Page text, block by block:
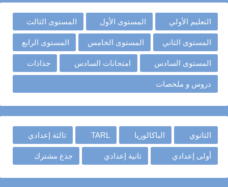
التعليم الأولي المستوى الأول المستوى الثالث
المستوى الثاني المستوى الخامس المستوى الرابع
المستوى السادس امتحانات السادس جذاذات
دروس و ملخصات
الثانوي الباكالوريا TARL ثالثة إعدادي
أولى إعدادي ثانية إعدادي جذع مشترك